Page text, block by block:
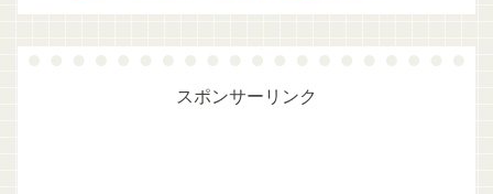
スポンサーリンク